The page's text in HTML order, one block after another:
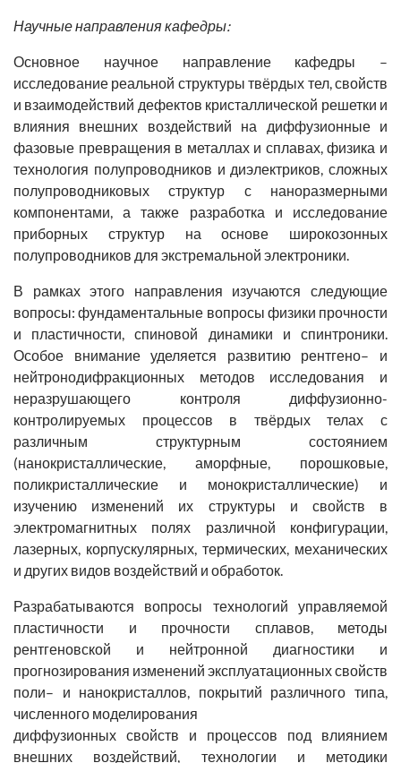
Научные направления кафедры:
Основное научное направление кафедры –
исследование реальной структуры твёрдых тел, свойств
и взаимодействий дефектов кристаллической решетки и
влияния внешних воздействий на диффузионные и
фазовые превращения в металлах и сплавах, физика и
технология полупроводников и диэлектриков, сложных
полупроводниковых структур с наноразмерными
компонентами, а также разработка и исследование
приборных структур на основе широкозонных
полупроводников для экстремальной электроники.
В рамках этого направления изучаются следующие
вопросы: фундаментальные вопросы физики прочности
и пластичности, спиновой динамики и спинтроники.
Особое внимание уделяется развитию рентгено– и
нейтронодифракционных методов исследования и
неразрушающего контроля диффузионно-
контролируемых процессов в твёрдых телах с
различным структурным состоянием
(нанокристаллические, аморфные, порошковые,
поликристаллические и монокристаллические) и
изучению изменений их структуры и свойств в
электромагнитных полях различной конфигурации,
лазерных, корпускулярных, термических, механических
и других видов воздействий и обработок.
Разрабатываются вопросы технологий управляемой
пластичности и прочности сплавов, методы
рентгеновской и нейтронной диагностики и
прогнозирования изменений эксплуатационных свойств
поли– и нанокристаллов, покрытий различного типа,
численного моделирования
диффузионных свойств и процессов под влиянием
внешних воздействий, технологии и методики